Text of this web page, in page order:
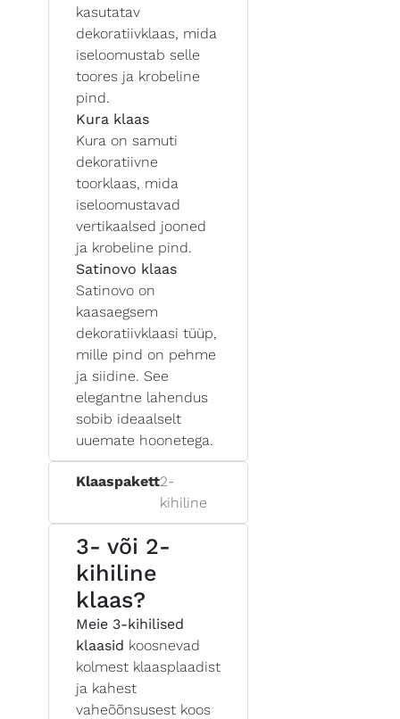
kasutatav
dekoratiivklaas, mida
iseloomustab selle
toores ja krobeline
pind.
Kura klaas
Kura on samuti
dekoratiivne
toorklaas, mida
iseloomustavad
vertikaalsed jooned
ja krobeline pind.
Satinovo klaas
Satinovo on
kaasaegsem
dekoratiivklaasi tüüp,
mille pind on pehme
ja siidine. See
elegantne lahendus
sobib ideaalselt
uuemate hoonetega.
Klaaspakett2-
kihiline
3- või 2-
kihiline
klaas?
Meie 3-kihilised
klaasid koosnevad
kolmest klaasplaadist
ja kahest
vaheõõnsusest koos